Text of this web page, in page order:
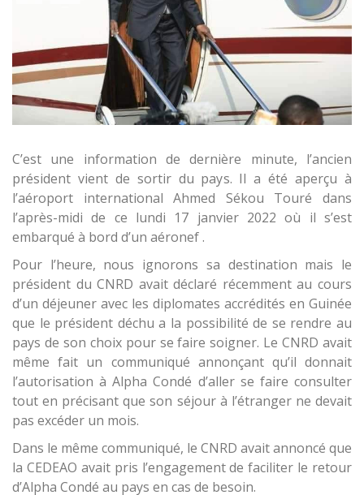
C’est une information de dernière minute, l’ancien
président vient de sortir du pays. Il a été aperçu à
l’aéroport international Ahmed Sékou Touré dans
l’après-midi de ce lundi 17 janvier 2022 où il s’est
embarqué à bord d’un aéronef .
Pour l’heure, nous ignorons sa destination mais le
président du CNRD avait déclaré récemment au cours
d’un déjeuner avec les diplomates accrédités en Guinée
que le président déchu a la possibilité de se rendre au
pays de son choix pour se faire soigner. Le CNRD avait
même fait un communiqué annonçant qu’il donnait
l’autorisation à Alpha Condé d’aller se faire consulter
tout en précisant que son séjour à l’étranger ne devait
pas excéder un mois.
Dans le même communiqué, le CNRD avait annoncé que
la CEDEAO avait pris l’engagement de faciliter le retour
d’Alpha Condé au pays en cas de besoin.